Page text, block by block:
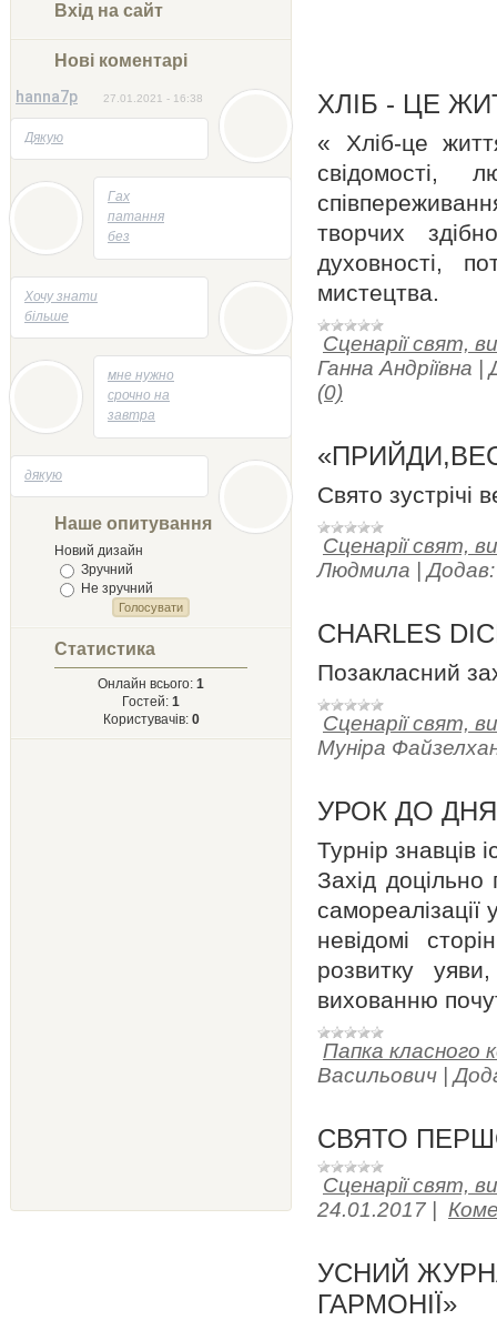
Вхід на сайт
Нові коментарі
hanna7p 27.01.2021 - 16:38
Дякую
Гах
патання
без
відповідей
Хочу знати
більше
мне нужно
срочно на
завтра
творик
напесать
Лыст
Твору Ырий
дякую
Наше опитування
Новий дизайн
Зручний
Не зручний
Статистика
Онлайн всього: 1
Гостей: 1
Користувачів: 0
ХЛІБ - ЦЕ
« Хліб-це
свідомості,
творчих
духовності,
мистецтва.
Сценарії свят,
Ганна Андріївна |
(0)
Свято зустрічі
Сценарії свят,
Людмила |Додав:
CHARLES
Позакласний
Сценарії свят,
Муніра
УРОК ДО
Турнір знавців
Захід
невідомі
розвитку
вихованню
Папка класного
Васильович |
СВЯТО
Сценарії свят,
24.01.2017
УСНИЙ
ГАРМОНІЇ»